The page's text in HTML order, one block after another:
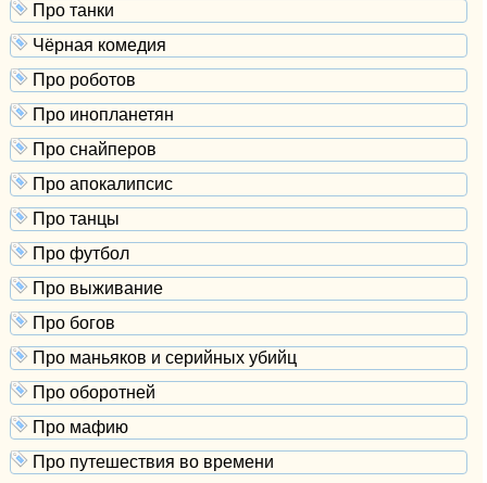
Про танки
Чёрная комедия
Про роботов
Про инопланетян
Про снайперов
Про апокалипсис
Про танцы
Про футбол
Про выживание
Про богов
Про маньяков и серийных убийц
Про оборотней
Про мафию
Про путешествия во времени